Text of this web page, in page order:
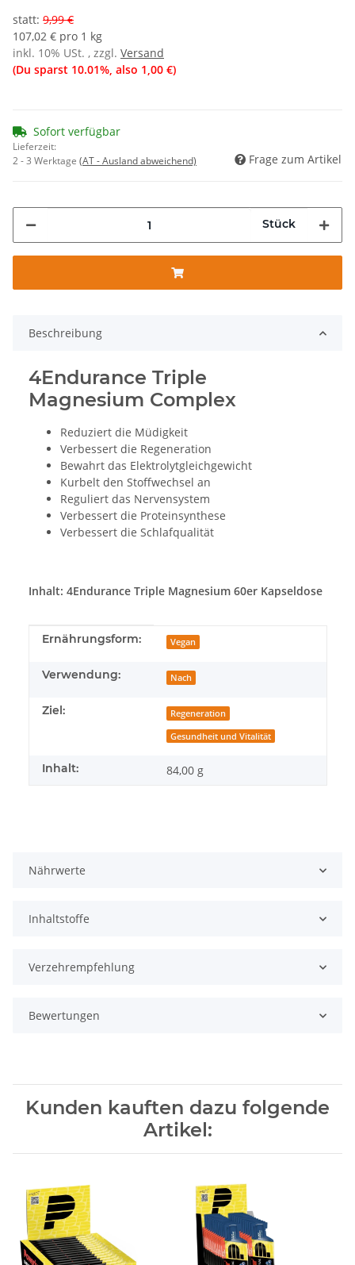
statt: 9,99 €
107,02 € pro 1 kg
inkl. 10% USt. , zzgl. Versand
(Du sparst 10.01%, also 1,00 €)
Sofort verfügbar
Lieferzeit:
2 - 3 Werktage (AT - Ausland abweichend) Frage zum Artikel
Stück
Beschreibung
4Endurance Triple
Magnesium Complex
Reduziert die Müdigkeit
Verbessert die Regeneration
Bewahrt das Elektrolytgleichgewicht
Kurbelt den Stoffwechsel an
Reguliert das Nervensystem
Verbessert die Proteinsynthese
Verbessert die Schlafqualität
Inhalt: 4Endurance Triple Magnesium 60er Kapseldose
Produkteigenschaft
Wert
Ernährungsform: Vegan
Verwendung: Nach
Ziel: Regeneration
Gesundheit und Vitalität
Inhalt: 84,00 g
Nährwerte
Inhaltstoffe
Verzehrempfehlung
Bewertungen
Kunden kauften dazu folgende
Artikel: